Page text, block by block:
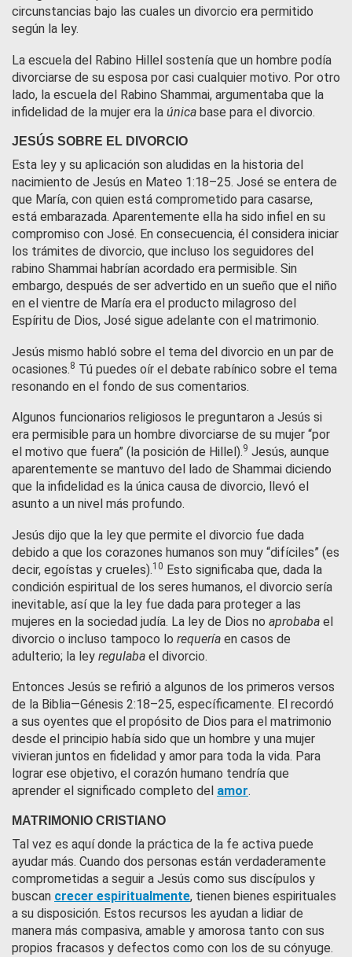
circunstancias bajo las cuales un divorcio era permitido
según la ley.
La escuela del Rabino Hillel sostenía que un hombre podía
divorciarse de su esposa por casi cualquier motivo. Por otro
lado, la escuela del Rabino Shammai, argumentaba que la
infidelidad de la mujer era la única base para el divorcio.
JESÚS SOBRE EL DIVORCIO
Esta ley y su aplicación son aludidas en la historia del
nacimiento de Jesús en Mateo 1:18–25. José se entera de
que María, con quien está comprometido para casarse,
está embarazada. Aparentemente ella ha sido infiel en su
compromiso con José. En consecuencia, él considera iniciar
los trámites de divorcio, que incluso los seguidores del
rabino Shammai habrían acordado era permisible. Sin
embargo, después de ser advertido en un sueño que el niño
en el vientre de María era el producto milagroso del
Espíritu de Dios, José sigue adelante con el matrimonio.
Jesús mismo habló sobre el tema del divorcio en un par de
ocasiones.8 Tú puedes oír el debate rabínico sobre el tema
resonando en el fondo de sus comentarios.
Algunos funcionarios religiosos le preguntaron a Jesús si
era permisible para un hombre divorciarse de su mujer “por
el motivo que fuera” (la posición de Hillel).9 Jesús, aunque
aparentemente se mantuvo del lado de Shammai diciendo
que la infidelidad es la única causa de divorcio, llevó el
asunto a un nivel más profundo.
Jesús dijo que la ley que permite el divorcio fue dada
debido a que los corazones humanos son muy “difíciles” (es
decir, egoístas y crueles).10 Esto significaba que, dada la
condición espiritual de los seres humanos, el divorcio sería
inevitable, así que la ley fue dada para proteger a las
mujeres en la sociedad judía. La ley de Dios no aprobaba el
divorcio o incluso tampoco lo requería en casos de
adulterio; la ley regulaba el divorcio.
Entonces Jesús se refirió a algunos de los primeros versos
de la Biblia—Génesis 2:18–25, específicamente. El recordó
a sus oyentes que el propósito de Dios para el matrimonio
desde el principio había sido que un hombre y una mujer
vivieran juntos en fidelidad y amor para toda la vida. Para
lograr ese objetivo, el corazón humano tendría que
aprender el significado completo del amor.
MATRIMONIO CRISTIANO
Tal vez es aquí donde la práctica de la fe activa puede
ayudar más. Cuando dos personas están verdaderamente
comprometidas a seguir a Jesús como sus discípulos y
buscan crecer espiritualmente, tienen bienes espirituales
a su disposición. Estos recursos les ayudan a lidiar de
manera más compasiva, amable y amorosa tanto con sus
propios fracasos y defectos como con los de su cónyuge.